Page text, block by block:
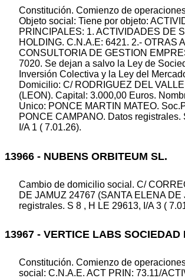
Constitución. Comienzo de
Objeto social: Tiene por objeto:
PRINCIPALES: 1. ACTIVIDADES DE
HOLDING. C.N.A.E: 6421. 2.- OTRAS
CONSULTORIA DE GESTION
7020. Se dejan a salvo la Ley de
Inversión Colectiva y la Ley del
Domicilio: C/ RODRIGUEZ DEL
(LEON). Capital: 3.000,00 Euros.
Unico: PONCE MARTIN MATEO.
PONCE CAMPANO. Datos registrales.
I/A 1 ( 7.01.26).
13966 - NUBENS ORBITEUM SL.
Cambio de domicilio social. C/
DE JAMUZ 24767 (SANTA ELENA DE
registrales. S 8 , H LE 29613, I/A 3 (
13967 - VERTICE LABS SOCIEDAD
Constitución. Comienzo de
social: C.N.A.E. ACT PRIN: 73.11/